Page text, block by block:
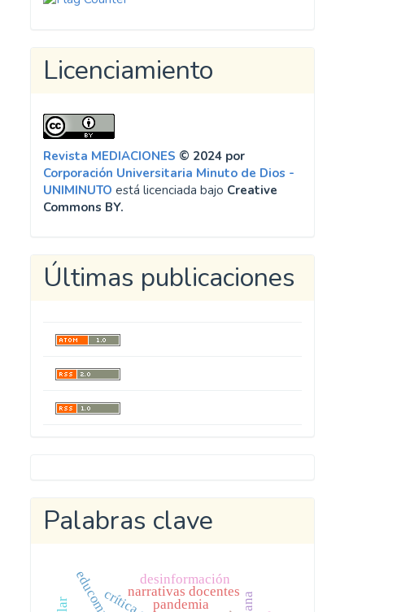
Licenciamiento
Revista MEDIACIONES © 2024 por
Corporación Universitaria Minuto de Dios -
UNIMINUTO está licenciada bajo Creative
Commons BY.
Últimas publicaciones
Palabras clave
narrativas docentes
pandemia
desinformación